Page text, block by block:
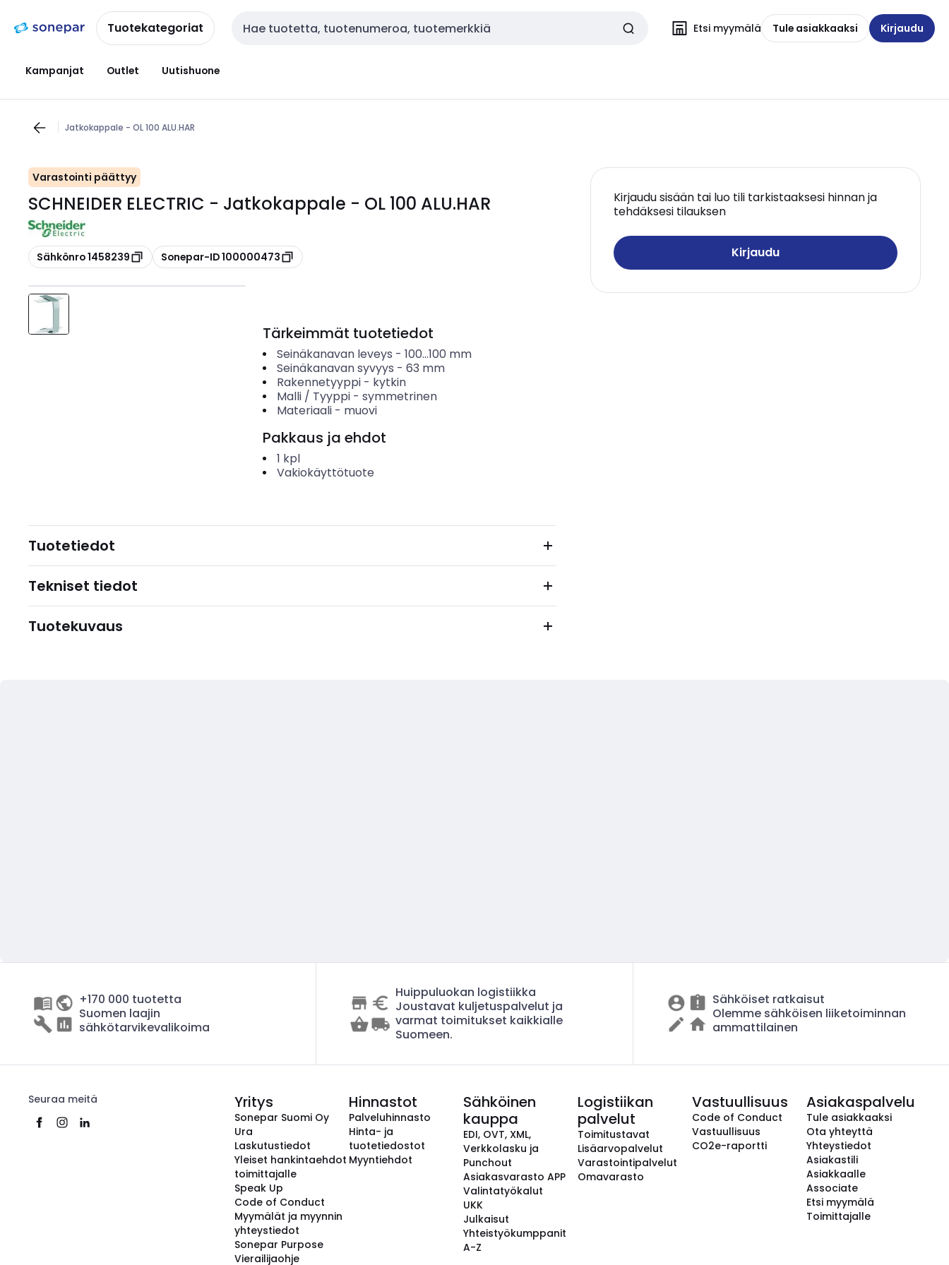
navigointiinsisältöönTuotekategoriat Haku Etsi myymälä Tule asiakkaaksi Kirjaudu
Kampanjat Outlet Uutishuone
Jatkokappale - OL 100 ALU.HAR
Varastointi päättyy
SCHNEIDER ELECTRIC - Jatkokappale - OL 100 ALU.HAR
Kopioi
Sähkönro 1458239 Kopioi
Sonepar-ID 100000473
Kirjaudu sisään tai luo tili tarkistaaksesi hinnan ja
tehdäksesi tilauksen
Kirjaudu
Tärkeimmät tuotetiedot
Seinäkanavan leveys - 100...100 mm
Seinäkanavan syvyys - 63 mm
Rakennetyyppi- kytkin
Malli / Tyyppi- symmetrinen
Materiaali- muovi
Pakkaus ja ehdot
1 kpl
Vakiokäyttötuote
Tuotetiedot
Tekniset tiedot
Tuotekuvaus
+170 000 tuotetta
Suomen laajin
sähkötarvikevalikoima
Huippuluokan logistiikka
Joustavat kuljetuspalvelut ja
varmat toimitukset kaikkialle
Suomeen.
Sähköiset ratkaisut
Olemme sähköisen liiketoiminnan
ammattilainen
Seuraa meitä Yritys
Sonepar Suomi Oy
Ura
Laskutustiedot
Yleiset hankintaehdot
toimittajalle
Speak Up
Code of Conduct
Myymälät ja myynnin
yhteystiedot
Sonepar Purpose
Vierailijaohje
Hinnastot
Palveluhinnasto
Hinta- ja
tuotetiedostot
Myyntiehdot
Sähköinen
kauppa
EDI, OVT, XML,
Verkkolasku ja
Punchout
Asiakasvarasto APP
Valintatyökalut
UKK
Julkaisut
Yhteistyökumppanit
A-Z
Logistiikan
palvelut
Toimitustavat
Lisäarvopalvelut
Varastointipalvelut
Omavarasto
Vastuullisuus
Code of Conduct
Vastuullisuus
CO2e-raportti
Asiakaspalvelu
Tule asiakkaaksi
Ota yhteyttä
Yhteystiedot
Asiakastili
Asiakkaalle
Associate
Etsi myymälä
Toimittajalle